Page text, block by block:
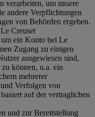
verarbeiten, um unsere
andere Verpflichtungen
von Behörden ergeben.
Creuset
ein Konto bei Le
Zugang zu einigen
ausgewiesen sind,
können, u.a. ein
mehrerer
Verfolgen von
auf der vertraglichen
und zur Bereitstellung